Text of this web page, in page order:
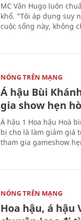
MC Vân Hugo luôn
khổ. "Tôi áp dụng suy
cuộc sống này, không
NÓNG TRÊN MẠNG
Á hậu Bùi
gia show hẹn
Á hậu 1 Hoa hậu Hoà
bị cho là làm giảm giá
tham gia gameshow
NÓNG TRÊN MẠNG
Hoa hậu, á hậu